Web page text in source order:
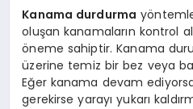
Kanama durdurma
oluşan kanamaların kontrol
öneme sahiptir. Kanama
üzerine temiz bir bez veya
Eğer kanama devam
gerekirse yarayı yukarı